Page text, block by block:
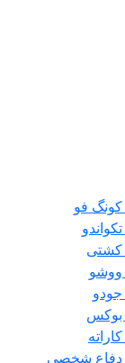
فو
شخصی